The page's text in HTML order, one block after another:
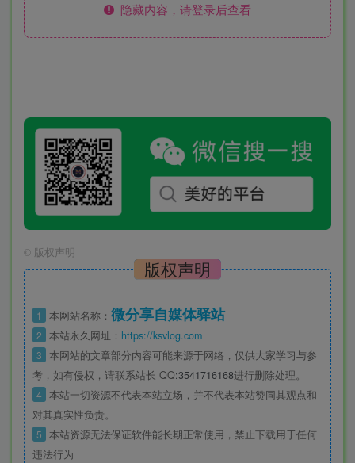
隐藏内容，请登录后查看
© 版权声明
版权声明
1 本网站名称： 微分享自媒体驿站
2 本站永久网址： https://ksvlog.com
3 本网站的文章部分内容可能来源于网络，仅供大家学习与参
考，如有侵权，请联系站长 QQ:3541716168进行删除处理。
4 本站一切资源不代表本站立场，并不代表本站赞同其观点和
对其真实性负责。
5 本站资源无法保证软件能长期正常使用，禁止下载用于任何
违法行为